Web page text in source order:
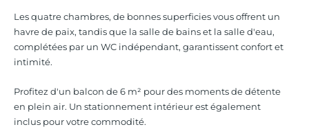
Les quatre chambres, de bonnes superficies vous offrent un
havre de paix, tandis que la salle de bains et la salle d'eau,
complétées par un WC indépendant, garantissent confort et
intimité.
Profitez d'un balcon de 6 m² pour des moments de détente
en plein air. Un stationnement intérieur est également
inclus pour votre commodité.